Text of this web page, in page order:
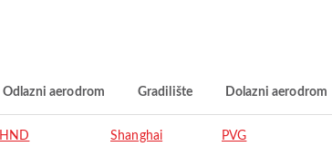
Odlazni aerodrom Gradilište Dolazni aerodrom
HND Shanghai PVG